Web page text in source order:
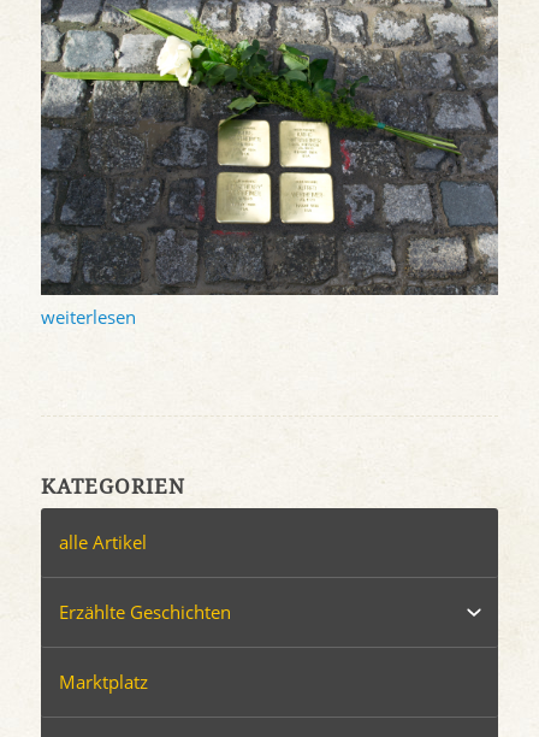
weiterlesen
KATEGORIEN
alle Artikel
Erzählte Geschichten
Marktplatz